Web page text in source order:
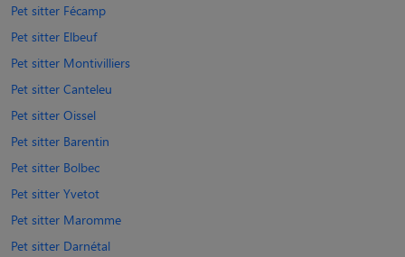
Pet sitter Fécamp
Pet sitter Elbeuf
Pet sitter Montivilliers
Pet sitter Canteleu
Pet sitter Oissel
Pet sitter Barentin
Pet sitter Bolbec
Pet sitter Yvetot
Pet sitter Maromme
Pet sitter Darnétal